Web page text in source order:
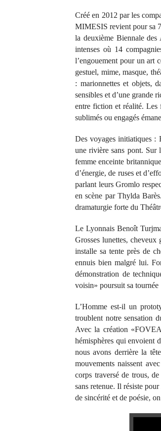
Créé en 2012 par les
MIMESIS revient pour sa
la deuxième Biennale
intenses où 14
l’engouement pour un art
gestuel, mime, masque,
: marionnettes et objets,
sensibles et d’une grande
entre fiction et réalité. Les
sublimés ou engagés
Des voyages initiatiques :
une rivière sans pont. Sur
femme enceinte
d’énergie, de ruses et
parlant leurs Gromlo
en scène par Thylda
dramaturgie forte du
Le Lyonnais Benoît
Grosses lunettes,
installe sa tente près de
ennuis bien malgré lui.
démonstration de
voisin» poursuit sa tournée
L’Homme est-il un
troublent notre sensation
Avec la création
hémisphères qui envoient
nous avons derrière la
mouvements naissent
corps traversé de trous,
sans retenue. Il résiste
de sincérité et de poésie,